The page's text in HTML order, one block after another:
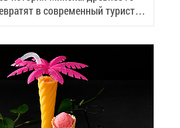
в со­вре­мен­ный ту­ри­сти­